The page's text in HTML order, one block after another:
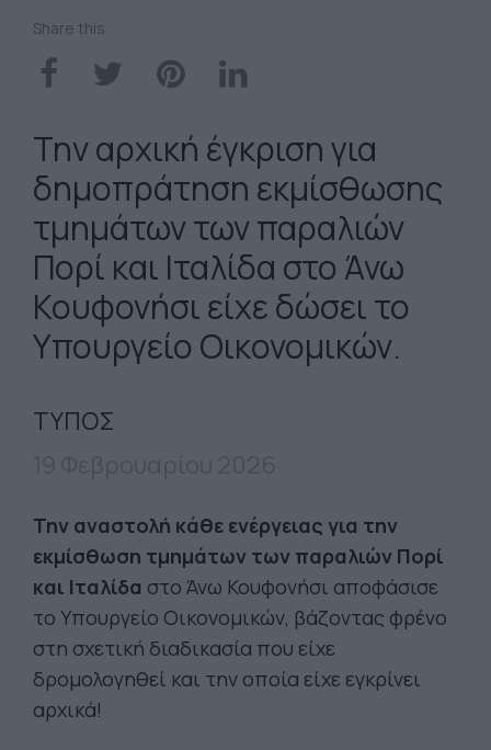
Share this
Την αρχική έγκριση για
δημοπράτηση εκμίσθωσης
τμημάτων των παραλιών
Πορί και Ιταλίδα στο Άνω
Κουφονήσι είχε δώσει το
Υπουργείο Οικονομικών.
ΤΥΠΟΣ
Την αναστολή κάθε ενέργειας για την
εκμίσθωση τμημάτων των παραλιών Πορί
και Ιταλίδα στο Άνω Κουφονήσι αποφάσισε
το Υπουργείο Οικονομικών, βάζοντας φρένο
στη σχετική διαδικασία που είχε
δρομολογηθεί και την οποία είχε εγκρίνει
αρχικά!